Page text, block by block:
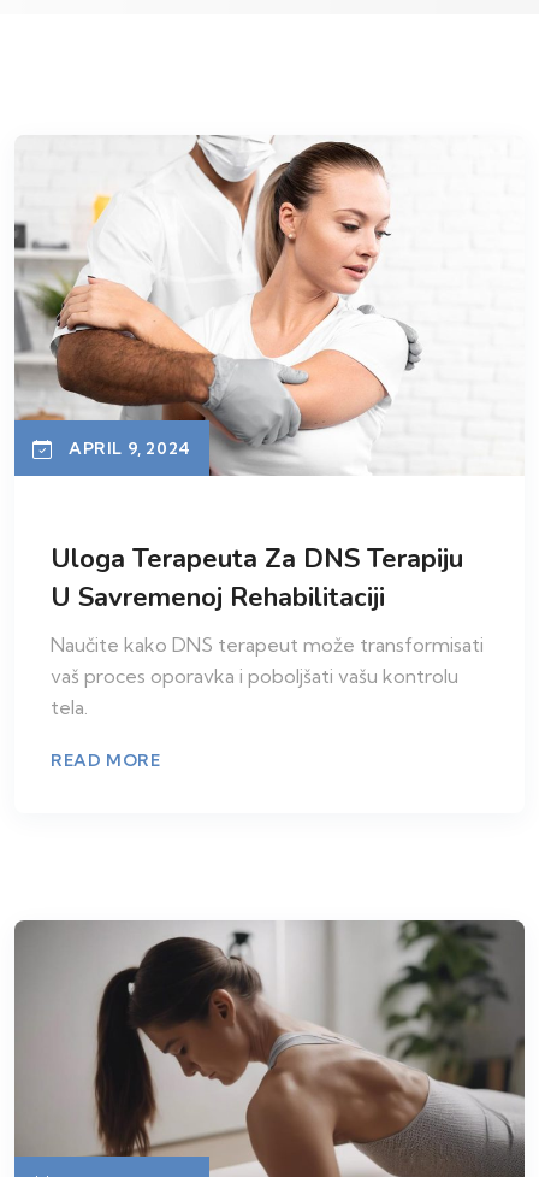
APRIL 9, 2024
Uloga Terapeuta Za DNS Terapiju
U Savremenoj Rehabilitaciji
Naučite kako DNS terapeut može transformisati
vaš proces oporavka i poboljšati vašu kontrolu
tela.
READ MORE